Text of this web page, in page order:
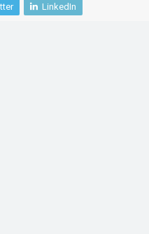
LinkedIn